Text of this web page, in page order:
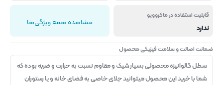
قابلیت استفاده در ماکروویو
ندارد مشاهده همه ویژگی‌ها
ضمانت اصالت و سلامت فیزیکی محصول
سطل گالوانیزه محصولی بسیار شیک و مقاوم نسبت به حرارت و ضربه بوده که
شما با خرید این محصول میتوانید جلای خاصی به فضای خانه و یا رستوران